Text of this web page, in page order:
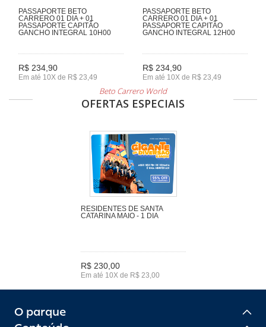
PASSAPORTE BETO
CARRERO 01 DIA + 01
PASSAPORTE CAPITÃO
GANCHO INTEGRAL 10H00
R$ 234,90
Em até 10X de R$ 23,49
PASSAPORTE BETO
CARRERO 01 DIA + 01
PASSAPORTE CAPITÃO
GANCHO INTEGRAL 12H00
R$ 234,90
Em até 10X de R$ 23,49
Beto Carrero World
OFERTAS ESPECIAIS
RESIDENTES DE SANTA
CATARINA MAIO - 1 DIA
R$ 230,00
Em até 10X de R$ 23,00
O parque